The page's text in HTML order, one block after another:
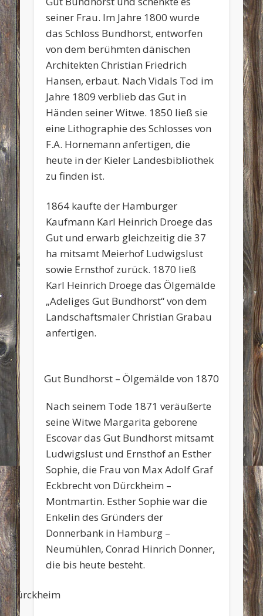
seiner Frau. Im Jahre 1800 wurde
das Schloss Bundhorst, entworfen
von dem berühmten dänischen
Architekten Christian Friedrich
Hansen, erbaut. Nach Vidals Tod im
Jahre 1809 verblieb das Gut in
Händen seiner Witwe. 1850 ließ sie
eine Lithographie des Schlosses von
F.A. Hornemann anfertigen, die
heute in der Kieler Landesbibliothek
zu finden ist.
1864 kaufte der Hamburger
Kaufmann Karl Heinrich Droege das
Gut und erwarb gleichzeitig die 37
ha mitsamt Meierhof Ludwigslust
sowie Ernsthof zurück. 1870 ließ
Karl Heinrich Droege das Ölgemälde
„Adeliges Gut Bundhorst“ von dem
Landschaftsmaler Christian Grabau
anfertigen.
Gut Bundhorst – Ölgemälde von 1870
Nach seinem Tode 1871 veräußerte
seine Witwe Margarita geborene
Escovar das Gut Bundhorst mitsamt
Ludwigslust und Ernsthof an Esther
Sophie, die Frau von Max Adolf Graf
Eckbrecht von Dürckheim –
Montmartin. Esther Sophie war die
Enkelin des Gründers der
Donnerbank in Hamburg –
Neumühlen, Conrad Hinrich Donner,
die bis heute besteht.